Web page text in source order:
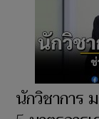
นักวิชาการ